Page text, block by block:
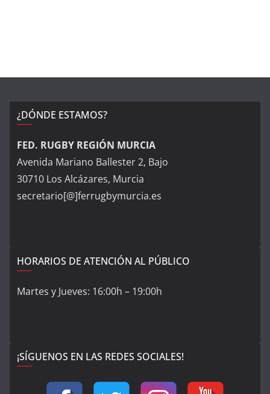
¿DÓNDE ESTAMOS?
FED. RUGBY REGIÓN MURCIA
Avenida Mariano Ballester 2, Bajo
30710 Los Alcázares, Murcia
secretario[@]ferrugbymurcia.es
HORARIOS DE ATENCIÓN AL PÚBLICO
Martes y Jueves: 16:00h – 19:00h
¡SÍGUENOS EN LAS REDES SOCIALES!